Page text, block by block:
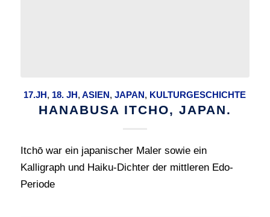
17.JH, 18. JH,ASIEN,JAPAN, KULTURGESCHICHTE
HANABUSA ITCHO, JAPAN.
Itchō war ein japanischer Maler sowie ein
Kalligraph und Haiku-Dichter der mittleren Edo-
Periode